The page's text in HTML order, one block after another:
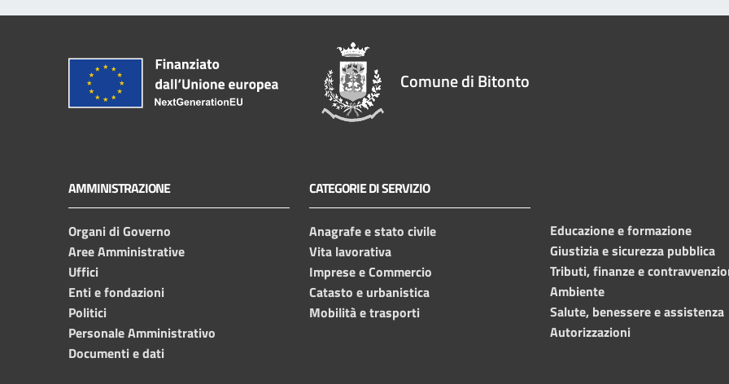
Comune di Bitonto
AMMINISTRAZIONE
Organi di Governo
Aree Amministrative
Uffici
Enti e fondazioni
Politici
Personale Amministrativo
Documenti e dati
CATEGORIE DI SERVIZIO
Anagrafe e stato civile
Vita lavorativa
Imprese e Commercio
Catasto e urbanistica
Mobilità e trasporti
Educazione e formazione
Giustizia e sicurezza pubblica
Tributi, finanze e
Ambiente
Salute, benessere e assistenza
Autorizzazioni